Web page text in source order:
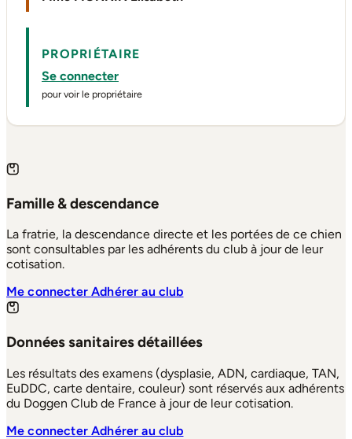
PROPRIÉTAIRE
Se connecter
pour voir le propriétaire
Famille & descendance
La fratrie, la descendance directe et les portées de ce chien
sont consultables par les adhérents du club à jour de leur
cotisation.
Me connecterAdhérer au club
Données sanitaires détaillées
Les résultats des examens (dysplasie, ADN, cardiaque, TAN,
EuDDC, carte dentaire, couleur) sont réservés aux adhérents
du Doggen Club de France à jour de leur cotisation.
Me connecterAdhérer au club